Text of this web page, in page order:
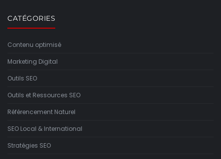
CATÉGORIES
Contenu optimisé
Marketing Digital
Outils SEO
Outils et Ressources SEO
Référencement Naturel
SEO Local & International
Stratégies SEO